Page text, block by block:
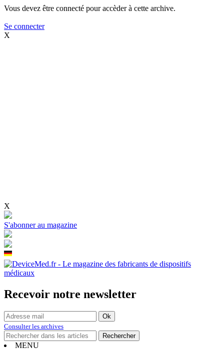
Vous devez être connecté pour accèder à cette archive.
Se connecter
X
X
S'abonner au magazine
Recevoir notre newsletter
Consulter les archives
MENU